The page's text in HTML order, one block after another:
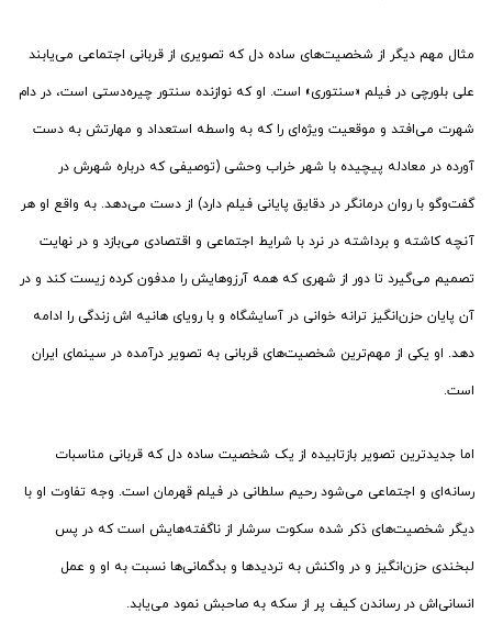
مثال مهم دیگر از شخصیت‌های ساده دل که تصویری از قربانی اجتماعی می‌یابند
علی بلورچی در فیلم «سنتوری» است. او که نوازنده سنتور چیره‌دستی است، در دام
شهرت می‌افتد و موقعیت ویژه‌ای را که به واسطه استعداد و مهارتش به دست
آورده در معادله پیچیده با شهر خراب وحشی (توصیفی که درباره شهرش در
گفت‌وگو با روان درمانگر در دقایق پایانی فیلم دارد) از دست می‌دهد. به واقع او هر
آنچه کاشته و برداشته در نرد با شرایط اجتماعی و اقتصادی می‌بازد و در نهایت
تصمیم می‌گیرد تا دور از شهری که همه آرزوهایش را مدفون کرده زیست کند و در
آن پایان حزن‌انگیز ترانه خوانی در آسایشگاه و با رویای هانیه اش زندگی را ادامه
دهد. او یکی از مهم‌ترین شخصیت‌های قربانی به تصویر درآمده در سینمای ایران
است.
اما جدیدترین تصویر بازتابیده از یک شخصیت ساده دل که قربانی مناسبات
رسانه‌ای و اجتماعی می‌شود رحیم سلطانی در فیلم قهرمان است. وجه تفاوت او با
دیگر شخصیت‌های ذکر شده سکوت سرشار از ناگفته‌هایش است که در پس
لبخندی حزن‌انگیز و در واکنش به تردیدها و بدگمانی‌ها نسبت به او و عمل
انسانی‌اش در رساندن کیف پر از سکه به صاحبش نمود می‌یابد.